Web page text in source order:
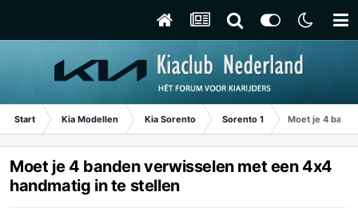
Start Kia Modellen Kia Sorento Sorento 1 Moet je 4
Moet je 4 banden verwisselen met een 4x4
handmatig in te stellen